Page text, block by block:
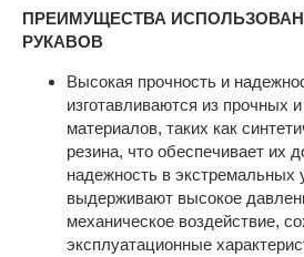
ПРЕИМУЩЕСТВА
РУКАВОВ
Высокая прочность и
изготавливаются из прочных
материалов, таких как
резина, что обеспечивает их
надежность в экстремальных
выдерживают высокое
механическое воздействие,
эксплуатационные